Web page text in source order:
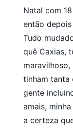
Natal com
então
Tudo
quê Caxias,
tinham tanta
gente
amais,
a certeza